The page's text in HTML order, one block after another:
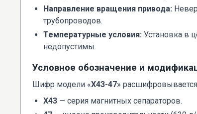
Направление вращения привода:
трубопроводов.
Температурные условия: Установка в
недопустимы.
Условное обозначение и
Шифр модели «Х43-47»
Х43 — серия магнитных сепараторов.